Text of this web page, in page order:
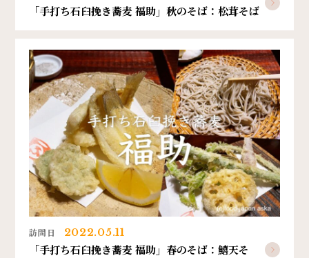
「手打ち石臼挽き蕎麦 福助」秋のそば：松茸そば
訪問日 2022.05.11
「手打ち石臼挽き蕎麦 福助」春のそば：鱚天そ